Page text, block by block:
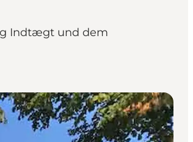
Indtægt und dem